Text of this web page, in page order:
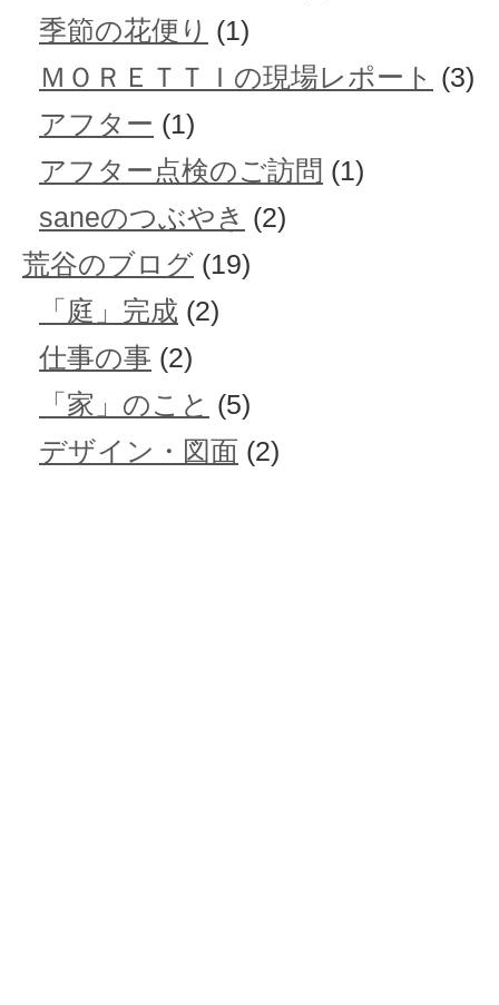
季節の花便り (1)
ＭＯＲＥＴＴＩの現場レポート (3)
アフター (1)
アフター点検のご訪問 (1)
saneのつぶやき (2)
荒谷のブログ (19)
「庭」完成 (2)
仕事の事 (2)
「家」のこと (5)
デザイン・図面 (2)